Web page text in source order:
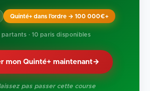
Quinté+ dans l’ordre → 100 000€+
partants · 10 paris disponibles
mon Quinté+ maintenant→
pas passer cette course